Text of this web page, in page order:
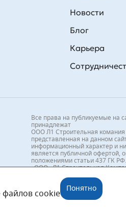
Новости
Блог
Карьера
Все права на публикуемые на
принадлежат
ООО Л1 Строительная
представленная на данном
информационный характер и
является публичной офертой,
положениями статьи 437 ГК РФ.
«ООО «Л1 Строительная
офис 4 ИНН 7810269443, ОГРН
файлов cookie
Понятно